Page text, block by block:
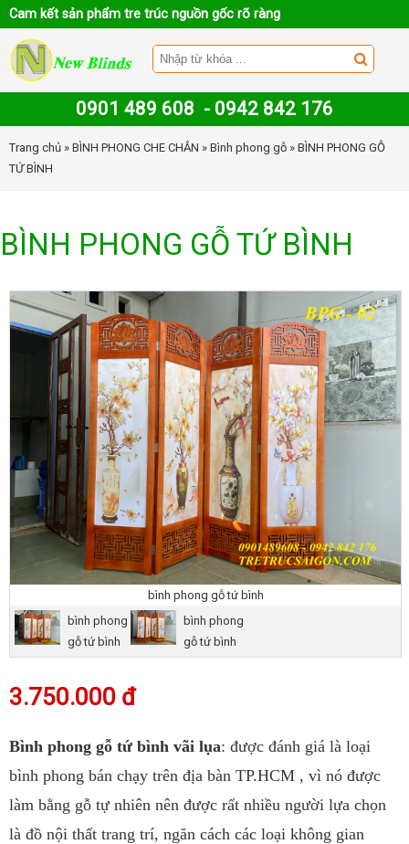
Cam kết sản phẩm tre trúc nguồn gốc rõ ràng
0901 489 608 - 0942 842 176
Trang chủ » BÌNH PHONG CHE CHẮN » Bình phong gỗ » BÌNH PHONG GỖ
TỨ BÌNH
BÌNH PHONG GỖ TỨ BÌNH
bình phong gỗ tứ bình
bình phong
gỗ tứ bình
bình phong
gỗ tứ bình
3.750.000 đ
Bình phong gỗ tứ bình vãi lụa: được đánh giá là loại
bình phong bán chạy trên địa bàn TP.HCM , vì nó được
làm bằng gỗ tự nhiên nên được rất nhiều người lựa chọn
là đồ nội thất trang trí, ngăn cách các loại không gian